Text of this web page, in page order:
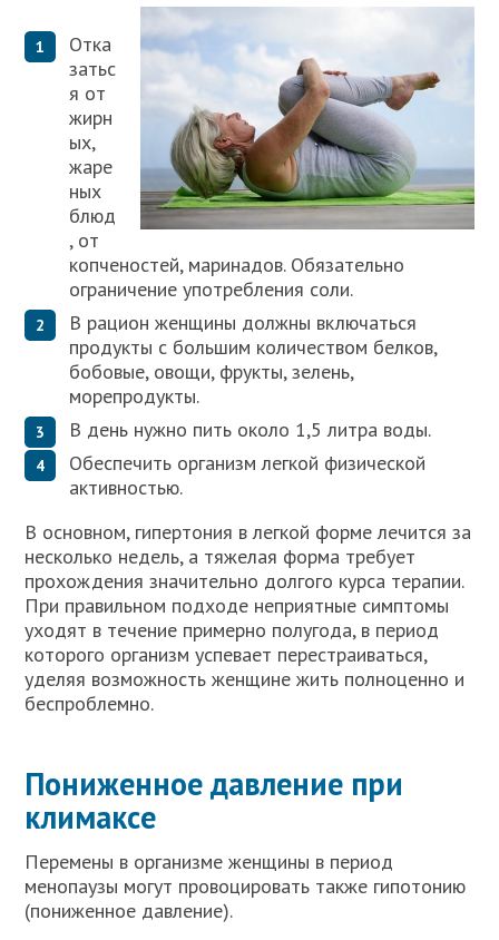
Отка
затьс
я от
жирн
ых,
жаре
ных
блюд
, от
копченостей, маринадов. Обязательно
ограничение употребления соли.
В рацион женщины должны включаться
продукты с большим количеством белков,
бобовые, овощи, фрукты, зелень,
морепродукты.
В день нужно пить около 1,5 литра воды.
Обеспечить организм легкой физической
активностью.
В основном, гипертония в легкой форме лечится за
несколько недель, а тяжелая форма требует
прохождения значительно долгого курса терапии.
При правильном подходе неприятные симптомы
уходят в течение примерно полугода, в период
которого организм успевает перестраиваться,
уделяя возможность женщине жить полноценно и
беспроблемно.
Пониженное давление при
климаксе
Перемены в организме женщины в период
менопаузы могут провоцировать также гипотонию
(пониженное давление).